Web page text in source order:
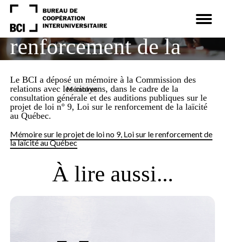
la
site
Loi sur le
renforcement de la
laïcité au Québec
10 février 2026 Mémoires
Le BCI a déposé un mémoire à la Commission des
relations avec les citoyens, dans le cadre de la
consultation générale et des auditions publiques sur le
projet de loi n° 9, Loi sur le renforcement de la laïcité
au Québec.
Mémoire sur le projet de loi no 9, Loi sur le renforcement de
la laïcité au Québec
À lire aussi...